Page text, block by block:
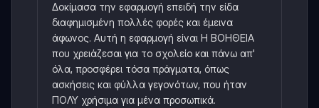
Δοκίμασα την εφαρμογή επειδή την είδα
διαφημισμένη πολλές φορές και έμεινα
άφωνος. Αυτή η εφαρμογή είναι Η ΒΟΗΘΕΙΑ
που χρειάζεσαι για το σχολείο και πάνω απ'
όλα, προσφέρει τόσα πράγματα, όπως
ασκήσεις και φύλλα γεγονότων, που ήταν
ΠΟΛΥ χρήσιμα για μένα προσωπικά.